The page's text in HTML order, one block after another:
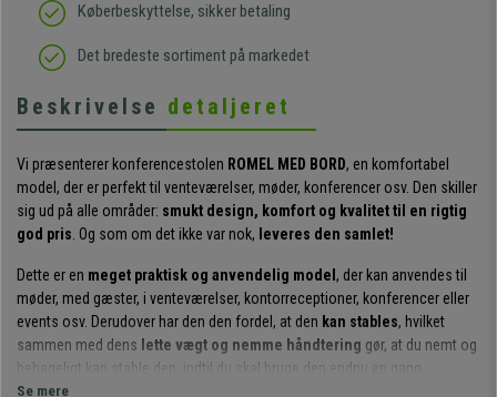
Køberbeskyttelse, sikker betaling
Det bredeste sortiment på markedet
Beskrivelse detaljeret
Vi præsenterer konferencestolen ROMEL MED BORD, en komfortabel
model, der er perfekt til venteværelser, møder, konferencer osv. Den skiller
sig ud på alle områder: smukt design, komfort og kvalitet til en rigtig
god pris . Og som om det ikke var nok, leveres den samlet!
Dette er en meget praktisk og anvendelig model , der kan anvendes til
møder, med gæster, i venteværelser, kontorreceptioner, konferencer eller
events osv. Derudover har den den fordel, at den kan stables, hvilket
sammen med dens lette vægt og nemme håndtering gør, at du nemt og
behageligt kan stable den, indtil du skal bruge den endnu en gang.
Se mere